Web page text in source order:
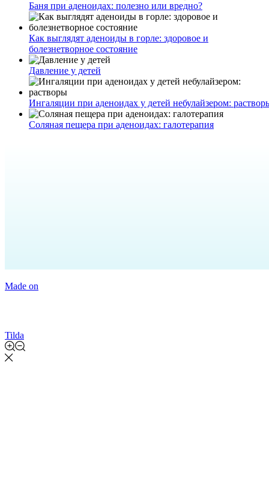
Баня при аденоидах: полезно или вредно?
Как выглядят аденоиды в горле: здоровое и
болезнетворное состояние
Давление у детей
Ингаляции при аденоидах у детей небулайзером:
Соляная пещера при аденоидах: галотерапия
Made on
Tilda